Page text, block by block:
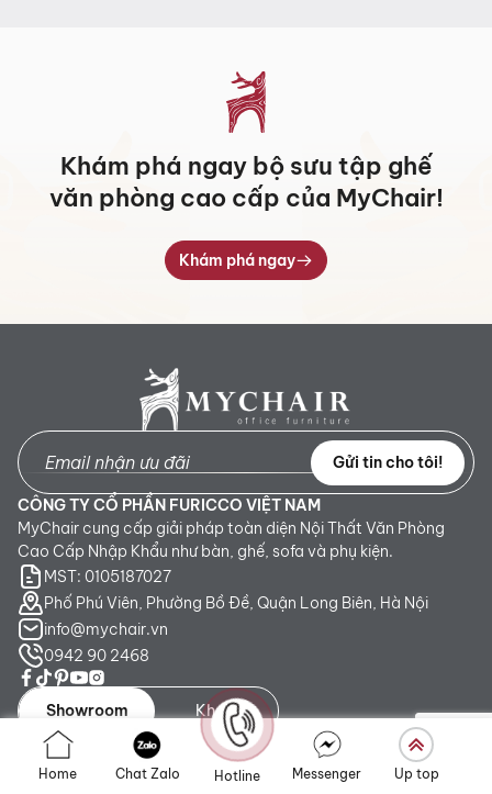
Khám phá ngay bộ sưu tập ghế
văn phòng cao cấp của MyChair!
Khám phá ngay
Gửi tin cho tôi!
CÔNG TY CỔ PHẦN FURICCO VIỆT NAM
MyChair cung cấp giải pháp toàn diện Nội Thất Văn Phòng
Cao Cấp Nhập Khẩu như bàn, ghế, sofa và phụ kiện.
MST: 0105187027
Phố Phú Viên, Phường Bồ Đề, Quận Long Biên, Hà Nội
info@mychair.vn
0942 90 2468
Showroom Kho
Showroom TP. HCM:
Số 345 - 347 Trần Phú, phường An
Home Chat Zalo Hotline Messenger Up top